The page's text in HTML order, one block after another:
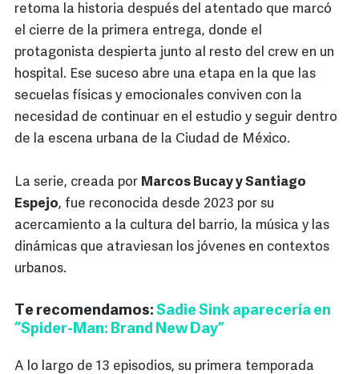
retoma la historia después del atentado que marcó
el cierre de la primera entrega, donde el
protagonista despierta junto al resto del crew en un
hospital. Ese suceso abre una etapa en la que las
secuelas físicas y emocionales conviven con la
necesidad de continuar en el estudio y seguir dentro
de la escena urbana de la Ciudad de México.
La serie, creada por Marcos Bucay y Santiago
Espejo, fue reconocida desde 2023 por su
acercamiento a la cultura del barrio, la música y las
dinámicas que atraviesan los jóvenes en contextos
urbanos.
Te recomendamos: Sadie Sink aparecería en
“Spider-Man: Brand New Day”
A lo largo de 13 episodios, su primera temporada